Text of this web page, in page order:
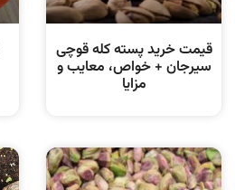
قیمت خرید پسته کله قوچی
سیرجان + خواص، معایب و
مزایا